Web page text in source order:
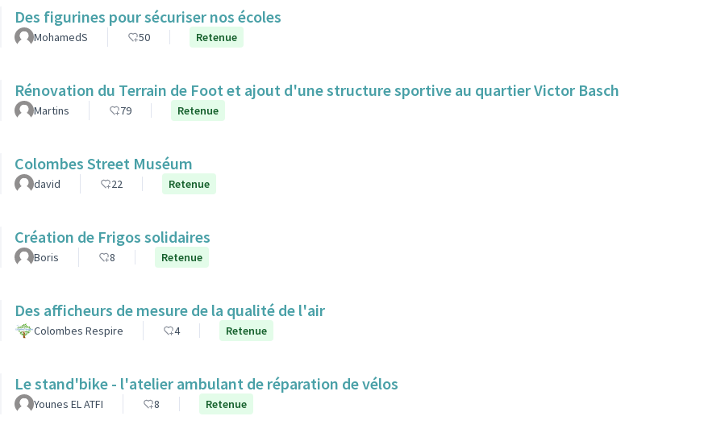
Des figurines pour sécuriser nos écoles
MohamedS 50 Retenue
Rénovation du Terrain de Foot et ajout d'une structure sportive au quartier Victor Basch
Martins 79 Retenue
Colombes Street Muséum
david 22 Retenue
Création de Frigos solidaires
Boris 8 Retenue
Des afficheurs de mesure de la qualité de l'air
Colombes Respire 4 Retenue
Le stand'bike - l'atelier ambulant de réparation de vélos
Younes EL ATFI 8 Retenue